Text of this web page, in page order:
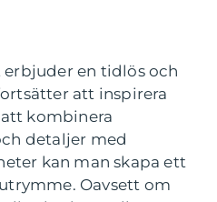
en tidlös och
att inspirera
kombinera
detaljer med
kan man skapa ett
Oavsett om